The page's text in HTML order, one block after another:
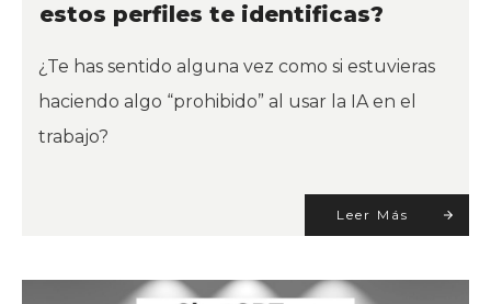
estos perfiles te identificas?
¿Te has sentido alguna vez como si estuvieras
haciendo algo “prohibido” al usar la IA en el
trabajo?
Leer Más